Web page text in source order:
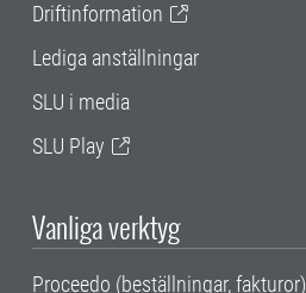
Driftinformation
Lediga anställningar
SLU i media
SLU Play
Vanliga verktyg
Proceedo (beställningar, fakturor)